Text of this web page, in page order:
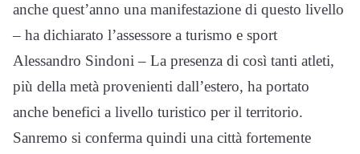
anche quest’anno una manifestazione di questo livello
– ha dichiarato l’assessore a turismo e sport
Alessandro Sindoni – La presenza di così tanti atleti,
più della metà provenienti dall’estero, ha portato
anche benefici a livello turistico per il territorio.
Sanremo si conferma quindi una città fortemente